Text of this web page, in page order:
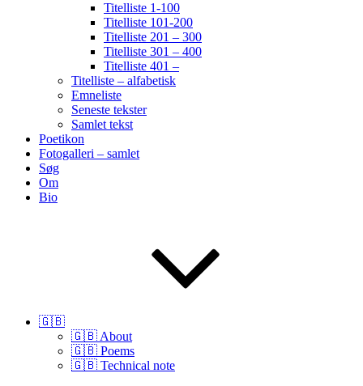
Titelliste 1-100
Titelliste 101-200
Titelliste 201 – 300
Titelliste 301 – 400
Titelliste 401 –
Titelliste – alfabetisk
Emneliste
Seneste tekster
Samlet tekst
Poetikon
Fotogalleri – samlet
Søg
Om
Bio
🇬🇧
🇬🇧 About
🇬🇧 Poems
🇬🇧 Technical note